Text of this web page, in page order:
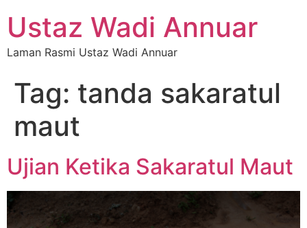
Ustaz Wadi Annuar
Laman Rasmi Ustaz Wadi Annuar
Tag: tanda sakaratul
maut
Ujian Ketika Sakaratul Maut